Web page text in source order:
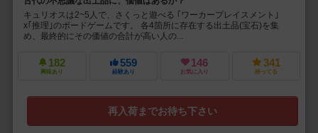
キュリオスは2~5人で、さくっと遊べる ｢ワーカープレイスメント｣
x｢推理｣のボードゲームです。 各4箇所に存在する出土品(宝石)を集
め、最終的にその価値の合計が高い人の...
182
興味あり
559
経験あり
146
お気に入り
341
持ってる
再入荷までお待ち下さい